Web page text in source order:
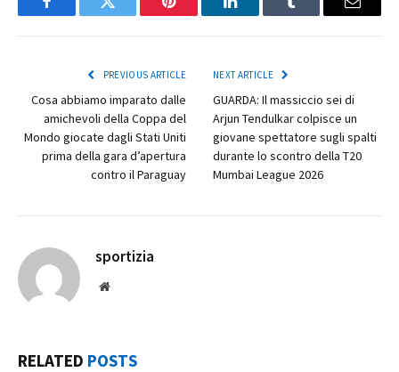
FacebookTwitter Pinterest LinkedInTumblr Email
PREVIOUS ARTICLE
Cosa abbiamo imparato dalle
amichevoli della Coppa del
Mondo giocate dagli Stati Uniti
prima della gara d’apertura
contro il Paraguay
NEXT ARTICLE
GUARDA: Il massiccio sei di
Arjun Tendulkar colpisce un
giovane spettatore sugli spalti
durante lo scontro della T20
Mumbai League 2026
sportizia
Website
RELATED POSTS